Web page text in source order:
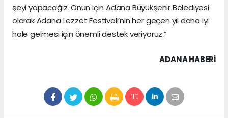
şeyi yapacağız. Onun için Adana Büyükşehir Belediyesi
olarak Adana Lezzet Festivali’nin her geçen yıl daha iyi
hale gelmesi için önemli destek veriyoruz.”
ADANA HABERİ